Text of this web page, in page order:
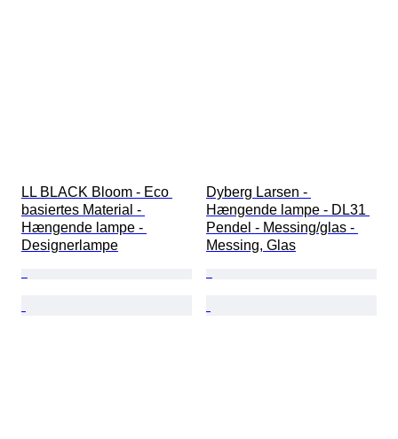
LL BLACK Bloom - Eco
basiertes Material -
Hængende lampe -
Designerlampe
Dyberg Larsen -
Hængende lampe - DL31
Pendel - Messing/glas -
Messing, Glas